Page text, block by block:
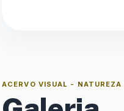
ACERVO VISUAL - NATUREZA